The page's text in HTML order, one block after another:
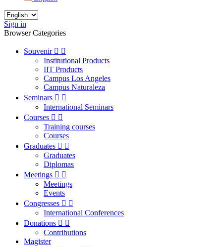
Sign in
Browser Categories
Souvenir  
Institutional Products
IIT Products
Campus Los Angeles
Campus Naturaleza
Seminars  
International Seminars
Courses  
Training courses
Courses
Graduates  
Graduates
Diplomas
Meetings  
Meetings
Events
Congresses  
International Conferences
Donations  
Contributions
Magister